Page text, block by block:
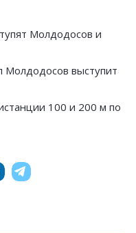
Молдодосов и
Молдодосов выступит
100 и 200 м по